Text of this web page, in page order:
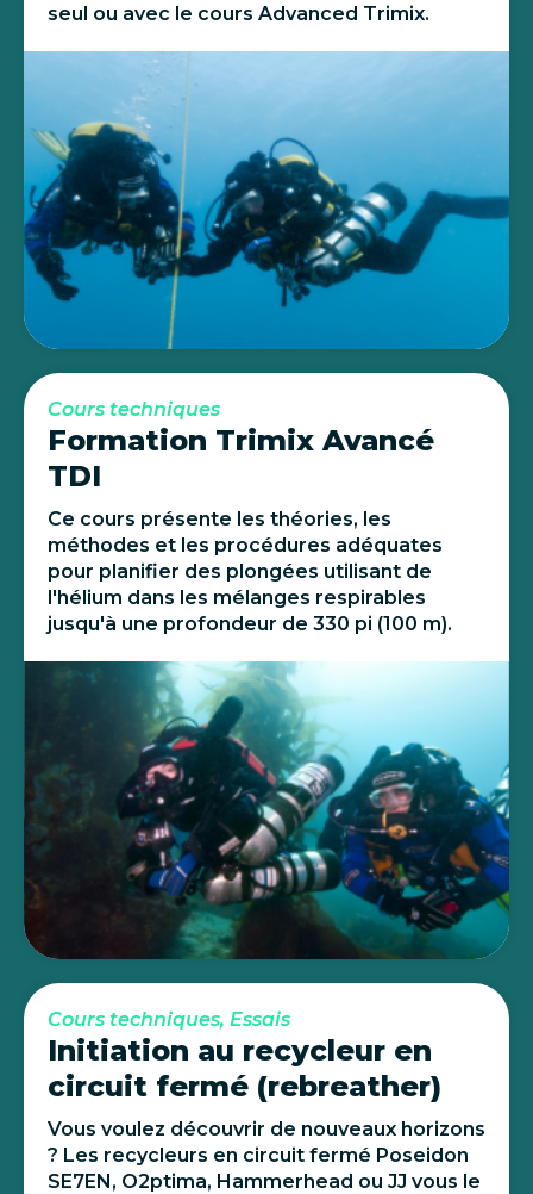
seul ou avec le cours Advanced Trimix.
Cours techniques
Formation Trimix Avancé
TDI
Ce cours présente les théories, les
méthodes et les procédures adéquates
pour planifier des plongées utilisant de
l'hélium dans les mélanges respirables
jusqu'à une profondeur de 330 pi (100 m).
Cours techniques, Essais
Initiation au recycleur en
circuit fermé (rebreather)
Vous voulez découvrir de nouveaux horizons
? Les recycleurs en circuit fermé Poseidon
SE7EN, O2ptima, Hammerhead ou JJ vous le